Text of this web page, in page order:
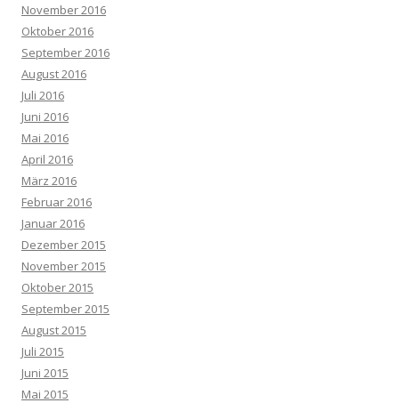
November 2016
Oktober 2016
September 2016
August 2016
Juli 2016
Juni 2016
Mai 2016
April 2016
März 2016
Februar 2016
Januar 2016
Dezember 2015
November 2015
Oktober 2015
September 2015
August 2015
Juli 2015
Juni 2015
Mai 2015